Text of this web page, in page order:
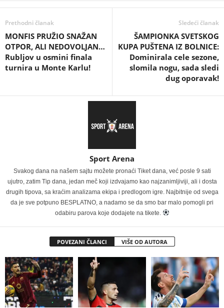
Prethodni članak
MONFIS PRUŽIO SNAŽAN
OTPOR, ALI NEDOVOLJAN…
Rubljov u osmini finala
turnira u Monte Karlu!
Sledeći članak
ŠAMPIONKA SVETSKOG
KUPA PUŠTENA IZ BOLNICE:
Dominirala cele sezone,
slomila nogu, sada sledi
dug oporavak!
Sport Arena
Svakog dana na našem sajtu možete pronaći Tiket dana, već posle 9 sati
ujutro, zatim Tip dana, jedan meč koji izdvajamo kao najzanimljiviji, ali i dosta
drugih tipova, sa kraćim analizama ekipa i predlogom igre. Najbitnije od svega
da je sve potpuno BESPLATNO, a nadamo se da smo bar malo pomogli pri
odabiru parova koje dodajete na tikete.
POVEZANI ČLANCI VIŠE OD AUTORA